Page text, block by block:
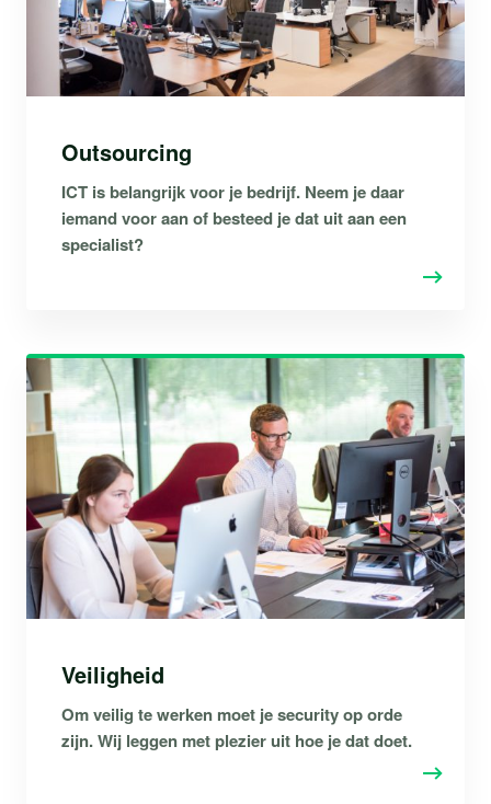
Outsourcing
ICT is belangrijk voor je bedrijf. Neem je daar
iemand voor aan of besteed je dat uit aan een
specialist?
Veiligheid
Om veilig te werken moet je security op orde
zijn. Wij leggen met plezier uit hoe je dat doet.